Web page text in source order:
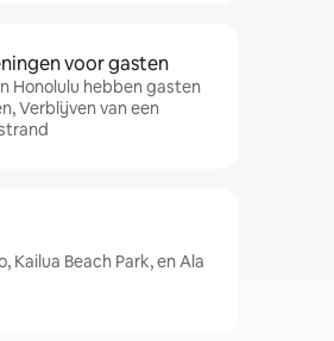
voor gasten
Honolulu hebben gasten
Verblijven van een
Kailua Beach Park, en Ala